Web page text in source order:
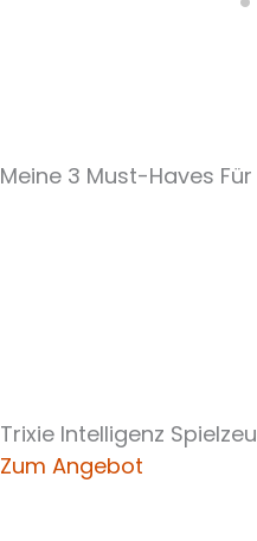
Meine 3 Must-Haves
Trixie Intelligenz
Zum Angebot